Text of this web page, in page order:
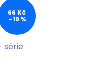
66 Kč
–19 %
série